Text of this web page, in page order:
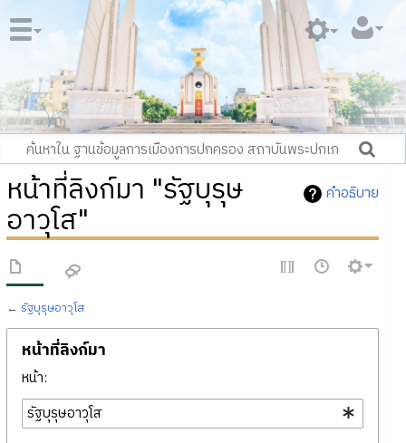
คำอธิบาย
หน้าที่ลิงก์มา "รัฐบุรุษ
อาวุโส"
← รัฐบุรุษอาวุโส
หน้าที่ลิงก์มา
หน้า: